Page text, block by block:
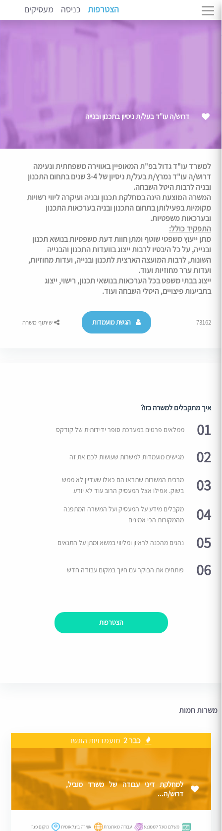
הצטרפות כניסה מעסיקים
דרוש/ה עו"ד בעל/ת ניסיון בתכנון ובנייה
למשרד עו"ד גדול בפ"ת המאופיין באווירה משפחתית ונעימה
דרוש/ה עו"ד נמרץ/ת בעל/ת ניסיון של 3-4 שנים בתחום התכנון
ובניה לרבות היטל השבחה.
המשרה המוצעת הינה במחלקת תכנון ובניה ועיקרה ליווי רשויות
מקומיות בפעילותן בתחום התכנון ובניה בערכאות התכנון
ובערכאות משפטיות.
התפקיד כולל:
מתן ייעוץ משפטי שוטף ומתן חוות דעת משפטיות בנושא תכנון
ובנייה, על כל היבטיו לרבות ייצוג בוועדות התכנון והבנייה
השונות, לרבות המועצה הארצית לתכנון ובנייה, ועדות מחוזיות,
ועדות ערר מחוזיות ועוד.
ייצוג בבתי משפט בכל הערכאות בנושאי תכנון, רישוי, ייצוג
בתביעות פיצויים, היטלי השבחה ועוד.
73162 הגשת מועמדות שיתוף משרה
איך מתקבלים למשרה כזו?
01 ממלאים פרטים במערכת סופר ידידותית של קודקס
02 מגישים מועמדות למשרות שעושות לכם את זה
03
מרבית המשרות שתראו הם כאלו שעדיין לא ממש
בשוק. אפילו אצל המעסיק הרוב עוד לא יודע
04
מקבלים מידע על המעסיק ועל המשרה המתפנה
מהמקורות הכי אמינים
05 נהנים מהכנה לראיון ומליווי במשא ומתן על התנאים
06 פותחים את הבוקר עם חיוך במקום עבודה חדש
הצטרפות
משרות חמות
כבר 2 מועמדויות הוגשו
למחלקת דיני עבודה של משרד מוביל,
דרוש/ה...
משלם מעל לממוצע עבודה מאתגרת אווירה בינלאומית מיקום פגז